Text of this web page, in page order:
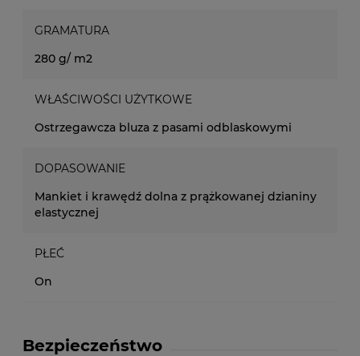
GRAMATURA
280 g/ m2
WŁAŚCIWOŚCI UŻYTKOWE
Ostrzegawcza bluza z pasami odblaskowymi
DOPASOWANIE
Mankiet i krawędź dolna z prążkowanej dzianiny
elastycznej
PŁEĆ
On
Bezpieczeństwo